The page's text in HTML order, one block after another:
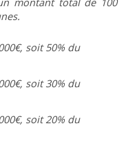
soit 50% du
soit 30% du
soit 20% du